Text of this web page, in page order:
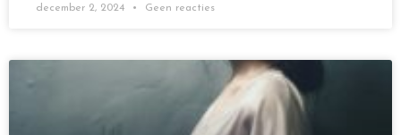
december 2, 2024 Geen reacties